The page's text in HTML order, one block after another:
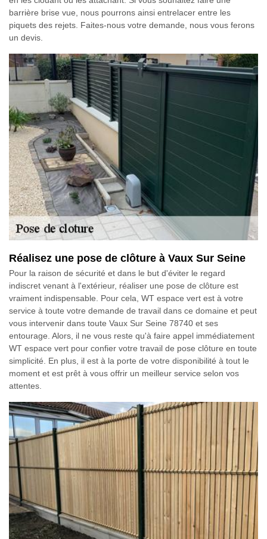
barrière brise vue, nous pourrons ainsi entrelacer entre les
piquets des rejets. Faites-nous votre demande, nous vous ferons
un devis.
Réalisez une pose de clôture à Vaux Sur Seine
Pour la raison de sécurité et dans le but d'éviter le regard
indiscret venant à l'extérieur, réaliser une pose de clôture est
vraiment indispensable. Pour cela, WT espace vert est à votre
service à toute votre demande de travail dans ce domaine et peut
vous intervenir dans toute Vaux Sur Seine 78740 et ses
entourage. Alors, il ne vous reste qu'à faire appel immédiatement
WT espace vert pour confier votre travail de pose clôture en toute
simplicité. En plus, il est à la porte de votre disponibilité à tout le
moment et est prêt à vous offrir un meilleur service selon vos
attentes.